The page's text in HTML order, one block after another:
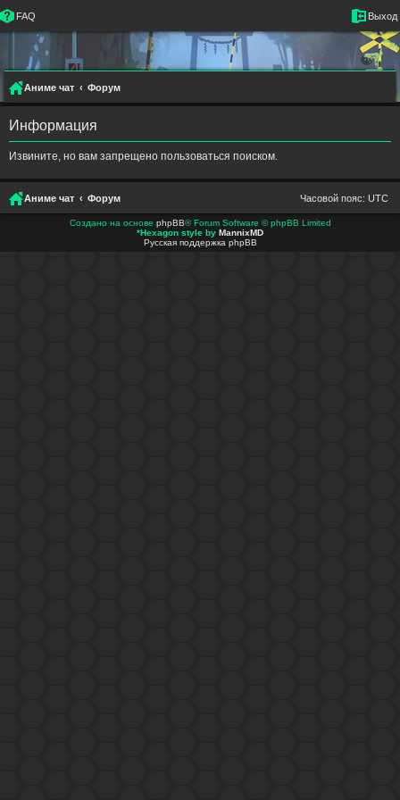
FAQ Выход
Аниме чат Форум
Информация
Извините, но вам запрещено пользоваться поиском.
Аниме чат Форум Часовой пояс: UTC
Создано на основе phpBB® Forum Software © phpBB Limited
*Hexagon style by MannixMD
Русская поддержка phpBB